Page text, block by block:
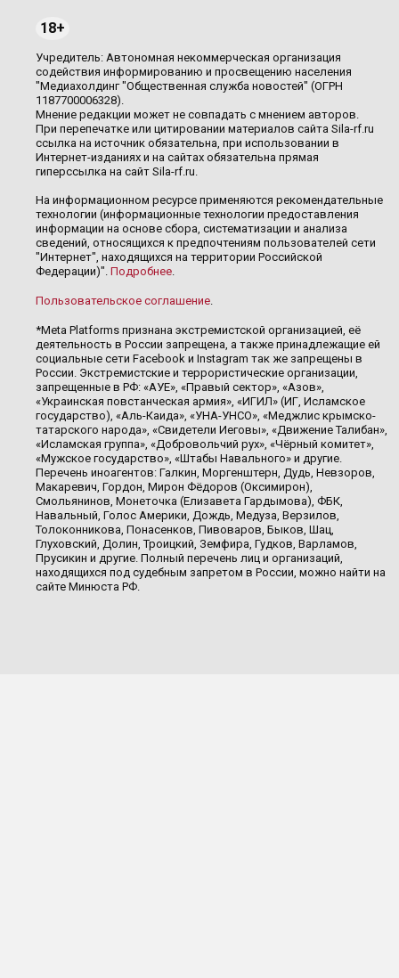
18+
Учредитель: Автономная некоммерческая организация
содействия информированию и просвещению населения
"Медиахолдинг "Общественная служба новостей" (ОГРН
1187700006328).
Мнение редакции может не совпадать с мнением авторов.
При перепечатке или цитировании материалов сайта Sila-rf.ru
ссылка на источник обязательна, при использовании в
Интернет-изданиях и на сайтах обязательна прямая
гиперссылка на сайт Sila-rf.ru.
На информационном ресурсе применяются рекомендательные
технологии (информационные технологии предоставления
информации на основе сбора, систематизации и анализа
сведений, относящихся к предпочтениям пользователей сети
"Интернет", находящихся на территории Российской
Федерации)". Подробнее.
Пользовательское соглашение.
*Meta Platforms признана экстремистской организацией, её
деятельность в России запрещена, а также принадлежащие ей
социальные сети Facebook и Instagram так же запрещены в
России. Экстремистские и террористические организации,
запрещенные в РФ: «АУЕ», «Правый сектор», «Азов»,
«Украинская повстанческая армия», «ИГИЛ» (ИГ, Исламское
государство), «Аль-Каида», «УНА-УНСО», «Меджлис крымско-
татарского народа», «Свидетели Иеговы», «Движение Талибан»,
«Исламская группа», «Добровольчий рух», «Чёрный комитет»,
«Мужское государство», «Штабы Навального» и другие.
Перечень иноагентов: Галкин, Моргенштерн, Дудь, Невзоров,
Макаревич, Гордон, Мирон Фёдоров (Оксимирон),
Смольянинов, Монеточка (Елизавета Гардымова), ФБК,
Навальный, Голос Америки, Дождь, Медуза, Верзилов,
Толоконникова, Понасенков, Пивоваров, Быков, Шац,
Глуховский, Долин, Троицкий, Земфира, Гудков, Варламов,
Прусикин и другие. Полный перечень лиц и организаций,
находящихся под судебным запретом в России, можно найти на
сайте Минюста РФ.